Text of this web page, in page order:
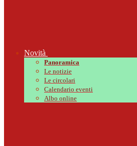
Novità
Panoramica
Le notizie
Le circolari
Calendario eventi
Albo online